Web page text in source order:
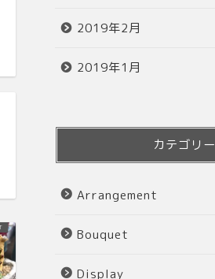
2019年2月
2019年1月
カテゴリー
Arrangement
Bouquet
Display